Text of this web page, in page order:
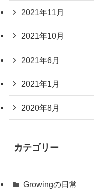
2021年11月
2021年10月
2021年6月
2021年1月
2020年8月
カテゴリー
Growingの日常